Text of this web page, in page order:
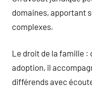
domaines, apportant
complexes.
Le droit de la famille :
adoption, il
différends avec